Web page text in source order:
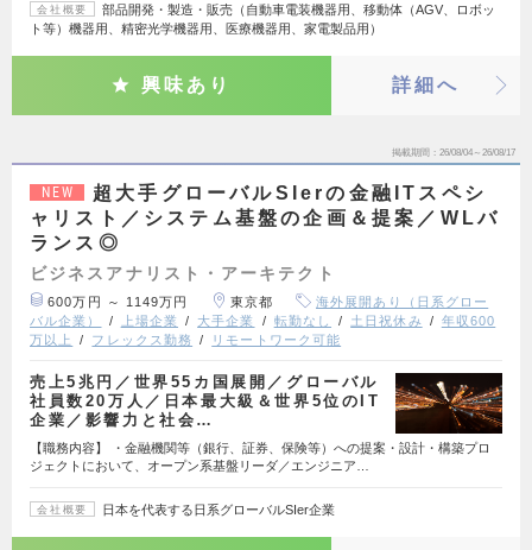
会社概要
部品開発・製造・販売（自動車電装機器用、移動体（AGV、ロボッ
ト等）機器用、精密光学機器用、医療機器用、家電製品用）
興味あり 詳細へ
掲載期間 26/08/04～26/08/17
NEW
超大手グローバルSIerの金融ITスペシ
ャリスト／システム基盤の企画＆提案／WLバ
ランス◎
ビジネスアナリスト・アーキテクト
600万円 ～ 1149万円 東京都
海外展開あり（日系グロー
バル企業）
上場企業 大手企業 転勤なし 土日祝休み
年収600
万以上
フレックス勤務 リモートワーク可能
売上5兆円／世界55カ国展開／グローバル
社員数20万人／日本最大級＆世界5位のIT
企業／影響力と社会…
【職務内容】 ・金融機関等（銀行、証券、保険等）への提案・設計・構築プロ
ジェクトにおいて、オープン系基盤リーダ／エンジニア…
会社概要 日本を代表する日系グローバルSIer企業